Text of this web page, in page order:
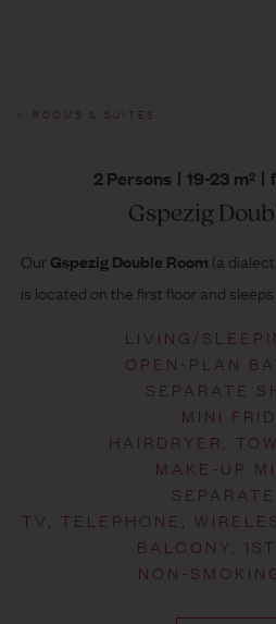
ROOMS & SUITES
2 Persons | 19-23 m² |
Gspezig
OurGspezig Double Room (a
is located on the first floor and
LIVING/
OPEN-PLAN
SEPARATE
MINI
HAIRDRYER,
MAKE-UP
TV, TELEPHONE,
BALCONY,
NON-